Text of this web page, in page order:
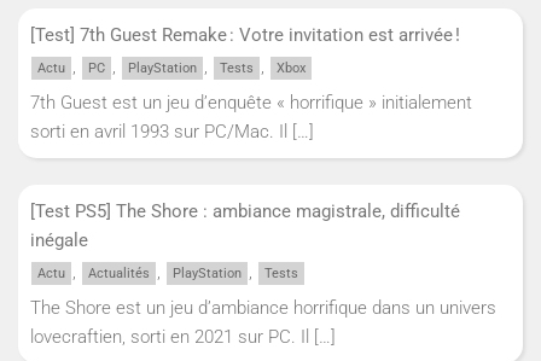
[Test] 7th Guest Remake : Votre invitation est arrivée !
Actu , PC , PlayStation , Tests , Xbox
7th Guest est un jeu d’enquête « horrifique » initialement
sorti en avril 1993 sur PC/Mac. Il […]
[Test PS5] The Shore : ambiance magistrale, difficulté
inégale
Actu , Actualités , PlayStation , Tests
The Shore est un jeu d’ambiance horrifique dans un univers
lovecraftien, sorti en 2021 sur PC. Il
[…]